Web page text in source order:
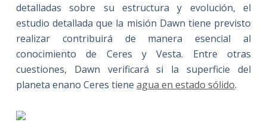
detalladas sobre su estructura y evolución, el
estudio detallada que la misión Dawn tiene previsto
realizar contribuirá de manera esencial al
conocimiento de Ceres y Vesta. Entre otras
cuestiones, Dawn verificará si la superficie del
planeta enano Ceres tiene agua en estado sólido.